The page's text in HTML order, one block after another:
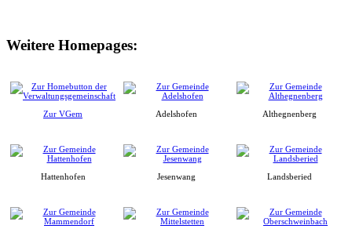
Weitere Homepages:
Zur VGem Adelshofen Althegnenberg
Hattenhofen Jesenwang Landsberied